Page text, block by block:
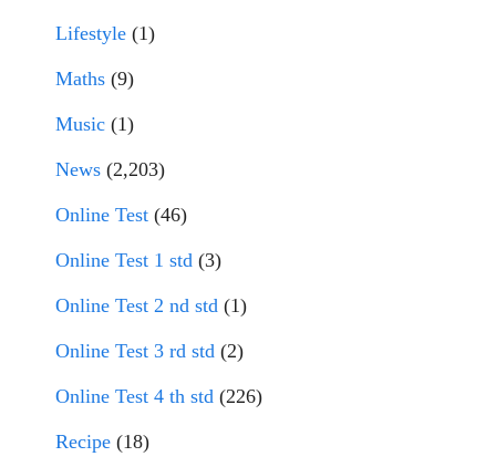
Lifestyle (1)
Maths (9)
Music (1)
News (2,203)
Online Test (46)
Online Test 1 std (3)
Online Test 2 nd std (1)
Online Test 3 rd std (2)
Online Test 4 th std (226)
Recipe (18)